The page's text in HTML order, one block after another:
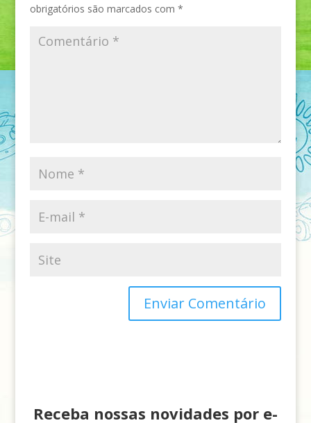
obrigatórios são marcados com *
Receba nossas novidades por e-